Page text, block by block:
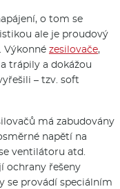
o tom se
ale je proudový
. Výkonné zesilovače,
trápily a dokážou
– tzv. soft
má zabudovány
napětí na
ventilátoru atd.
ochrany řešeny
se provádí speciálním